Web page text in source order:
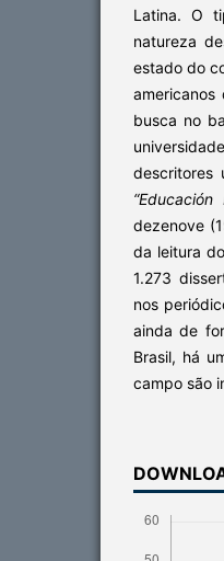
Latina. O
natureza
estado do
busca no
descritores
“Educación
dezenove
da leitura
1.273
nos
ainda de
Brasil, há
campo são